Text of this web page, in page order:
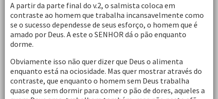
A partir da parte final do v.2, o salmista coloca em
contraste ao homem que trabalha incansavelmente como
se o sucesso dependesse de seus esforço, o homem que é
amado por Deus. A este o SENHOR dá o pão enquanto
dorme.
Obviamente isso não quer dizer que Deus o alimenta
enquanto está na ociosidade. Mas quer mostrar através do
contraste, que enquanto o homem sem Deus trabalha
quase que sem dormir para comer o pão de dores, aqueles a